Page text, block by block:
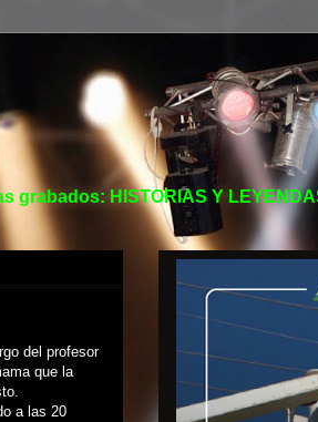
grabados: HISTORIAS Y
del profesor
que la
a las 20